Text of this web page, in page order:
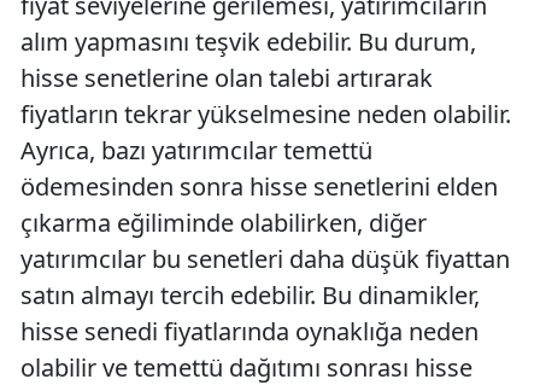
alım yapmasını teşvik edebilir. Bu durum,
hisse senetlerine olan talebi artırarak
fiyatların tekrar yükselmesine neden olabilir.
Ayrıca, bazı yatırımcılar temettü
ödemesinden sonra hisse senetlerini elden
çıkarma eğiliminde olabilirken, diğer
yatırımcılar bu senetleri daha düşük fiyattan
satın almayı tercih edebilir. Bu dinamikler,
hisse senedi fiyatlarında oynaklığa neden
olabilir ve temettü dağıtımı sonrası hisse